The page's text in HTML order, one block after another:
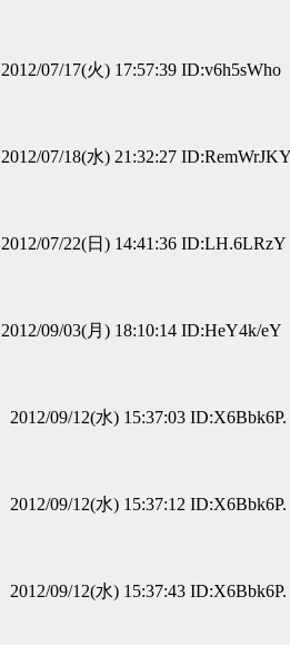
2012/07/17(火) 17:57:39 ID:v6h5sWho
2012/07/18(水) 21:32:27
2012/07/22(日) 14:41:36 ID:LH.6LRzY
2012/09/03(月) 18:10:14 ID:HeY4k/eY
2012/09/12(水) 15:37:03 ID:X6Bbk6P.
2012/09/12(水) 15:37:12 ID:X6Bbk6P.
2012/09/12(水) 15:37:43 ID:X6Bbk6P.